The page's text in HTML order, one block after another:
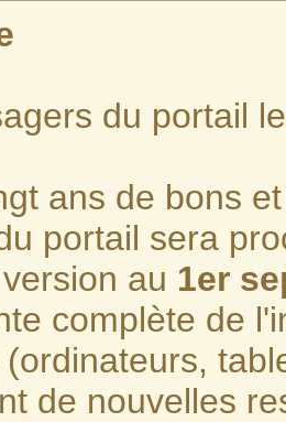
du portail
ans de bons
portail sera
au 1er
complète de
de nouvelles